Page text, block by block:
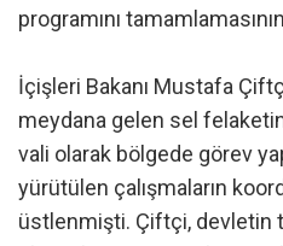
programını
İçişleri Bakanı Mustafa
meydana gelen sel
vali olarak bölgede görev
yürütülen çalışmaların
üstlenmişti. Çiftçi, devletin